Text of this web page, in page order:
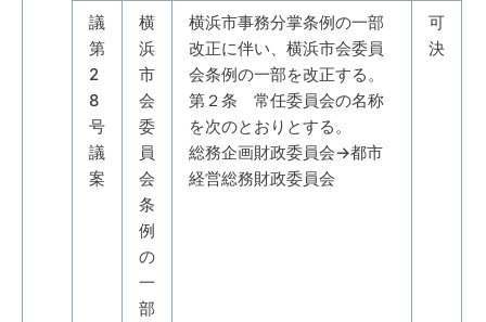
議
第
2
8
号
議
案
横
浜
市
会
委
員
会
条
例
の
一
部
横浜市事務分掌条例の一部
改正に伴い、横浜市会委員
会条例の一部を改正する。
第２条 常任委員会の名称
を次のとおりとする。
総務企画財政委員会→都市
経営総務財政委員会
可
決